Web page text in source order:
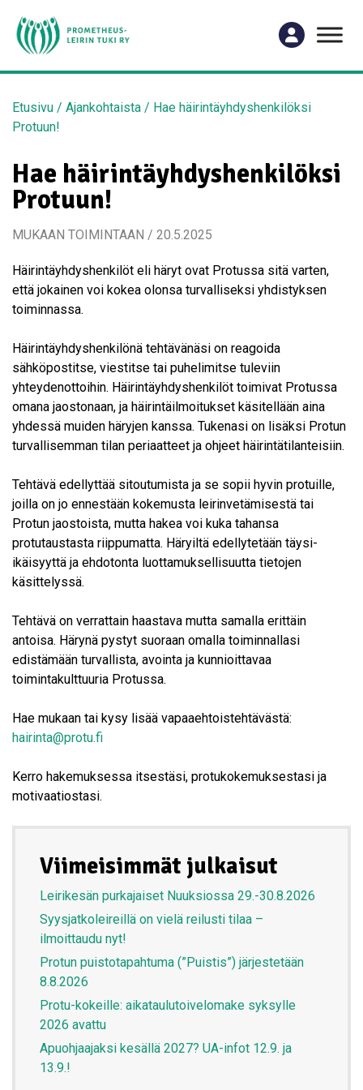
Etusivu / Ajankohtaista / Hae häirintäyhdyshenkilöksi
Protuun!
Hae häirintäyhdyshenkilöksi
Protuun!
MUKAAN TOIMINTAAN / 20.5.2025
Häirintäyhdyshenkilöt eli häryt ovat Protussa sitä varten,
että jokainen voi kokea olonsa turvalliseksi yhdistyksen
toiminnassa.
Häirintäyhdyshenkilönä tehtävänäsi on reagoida
sähköpostitse, viestitse tai puhelimitse tuleviin
yhteydenottoihin. Häirintäyhdyshenkilöt toimivat Protussa
omana jaostonaan, ja häirintäilmoitukset käsitellään aina
yhdessä muiden häryjen kanssa. Tukenasi on lisäksi Protun
turvallisemman tilan periaatteet ja ohjeet häirintätilanteisiin.
Tehtävä edellyttää sitoutumista ja se sopii hyvin protuille,
joilla on jo ennestään kokemusta leirinvetämisestä tai
Protun jaostoista, mutta hakea voi kuka tahansa
protutaustasta riippumatta. Häryiltä edellytetään täysi-
ikäisyyttä ja ehdotonta luottamuksellisuutta tietojen
käsittelyssä.
Tehtävä on verrattain haastava mutta samalla erittäin
antoisa. Härynä pystyt suoraan omalla toiminnallasi
edistämään turvallista, avointa ja kunnioittavaa
toimintakulttuuria Protussa.
Hae mukaan tai kysy lisää vapaaehtoistehtävästä:
hairinta@protu.fi
Kerro hakemuksessa itsestäsi, protukokemuksestasi ja
motivaatiostasi.
Viimeisimmät julkaisut
Leirikesän purkajaiset Nuuksiossa 29.-30.8.2026
Syysjatkoleireillä on vielä reilusti tilaa –
ilmoittaudu nyt!
Protun puistotapahtuma (”Puistis”) järjestetään
8.8.2026
Protu-kokeille: aikataulutoivelomake syksylle
2026 avattu
Apuohjaajaksi kesällä 2027? UA-infot 12.9. ja
13.9.!